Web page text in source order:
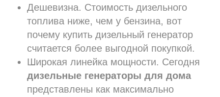
Дешевизна. Стоимость дизельного
топлива ниже, чем у бензина, вот
почему купить дизельный генератор
считается более выгодной покупкой.
Широкая линейка мощности. Сегодня
дизельные генераторы для дома
представлены как максимально